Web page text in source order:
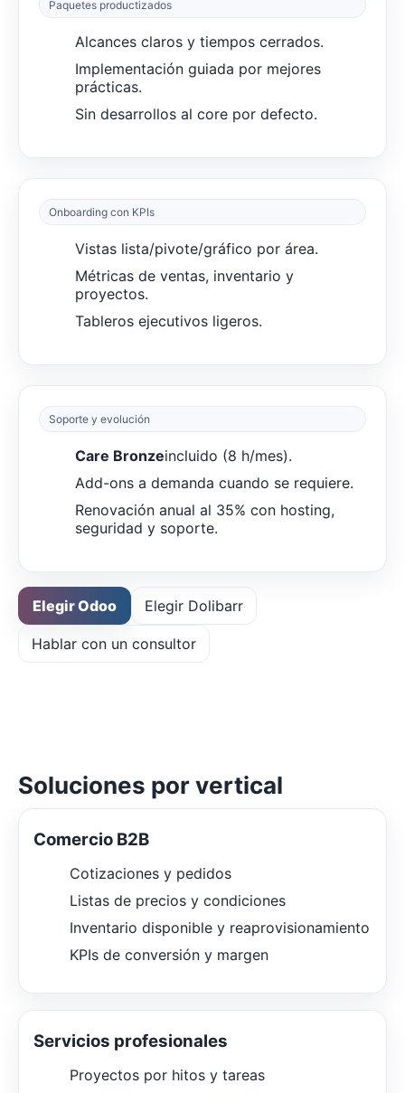
Paquetes productizados
Alcances claros y tiempos cerrados.
Implementación guiada por mejores
prácticas.
Sin desarrollos al core por defecto.
Onboarding con KPIs
Vistas lista/pivote/gráfico por área.
Métricas de ventas, inventario y
proyectos.
Tableros ejecutivos ligeros.
Soporte y evolución
Care Bronzeincluido (8 h/mes).
Add-ons a demanda cuando se requiere.
Renovación anual al 35% con hosting,
seguridad y soporte.
Elegir Odoo Elegir Dolibarr
Hablar con un consultor
Soluciones por vertical
Comercio B2B
Cotizaciones y pedidos
Listas de precios y condiciones
Inventario disponible y reaprovisionamiento
KPIs de conversión y margen
Servicios profesionales
Proyectos por hitos y tareas